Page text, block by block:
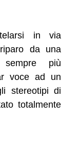
in via
da una
sempre più
voce ad un
stereotipi di
totalmente